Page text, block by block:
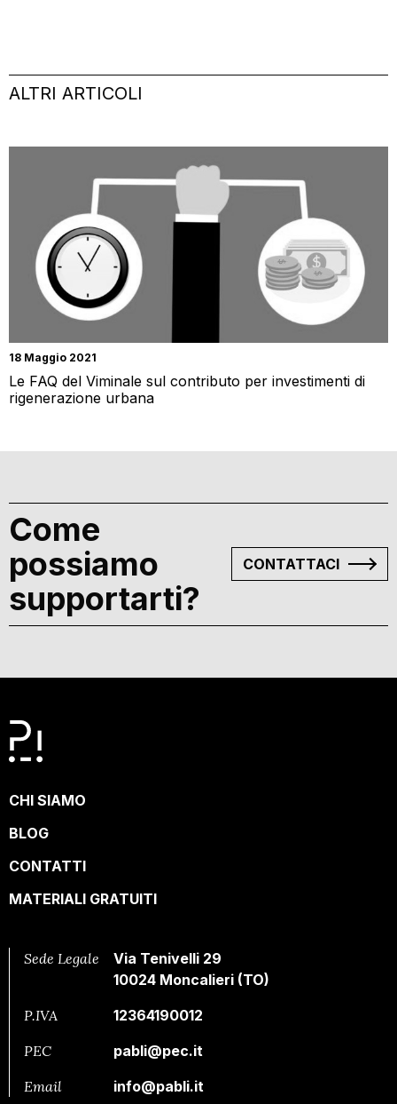
ALTRI ARTICOLI
18 Maggio 2021
Le FAQ del Viminale sul contributo per investimenti di
rigenerazione urbana
Come
possiamo
supportarti?
CONTATTACI
CHI SIAMO
BLOG
CONTATTI
MATERIALI GRATUITI
Sede Legale
Via Tenivelli 29
10024 Moncalieri (TO)
P.IVA
12364190012
PEC
pabli@pec.it
Email
info@pabli.it